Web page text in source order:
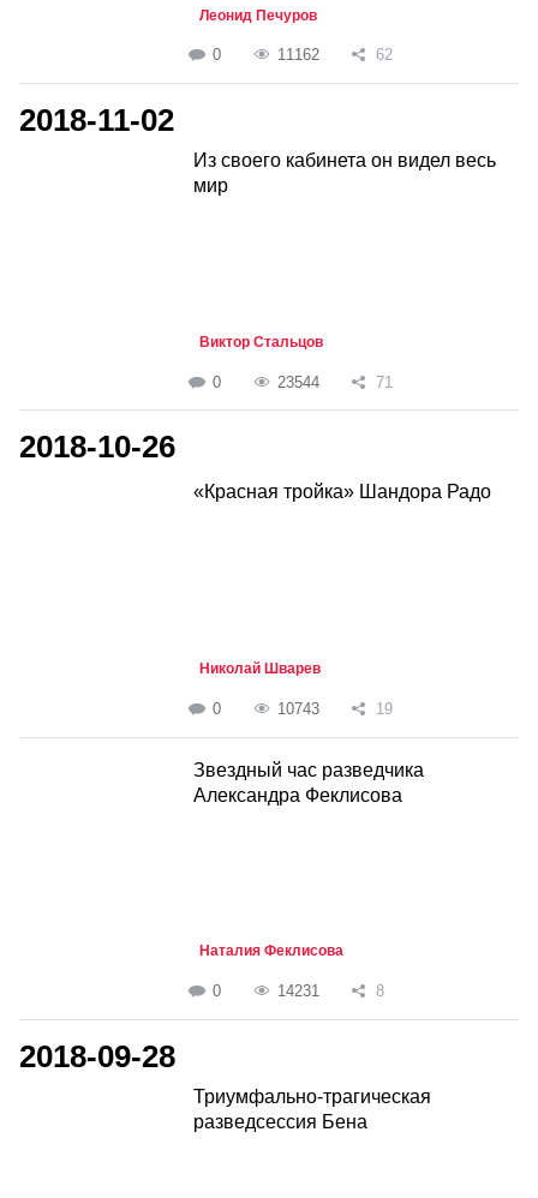
Леонид Печуров
0 11162 62
2018-11-02
Из своего кабинета он видел весь
мир
Виктор Стальцов
0 23544 71
2018-10-26
«Красная тройка» Шандора Радо
Николай Шварев
0 10743 19
Звездный час разведчика
Александра Феклисова
Наталия Феклисова
0 14231 8
2018-09-28
Триумфально-трагическая
разведсессия Бена